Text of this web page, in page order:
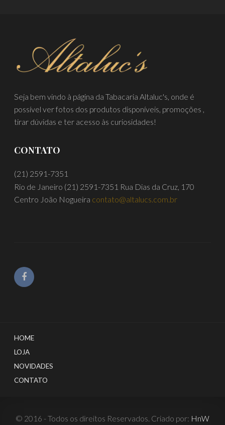
Seja bem vindo à página da Tabacaria Altaluc's, onde é
possível ver fotos dos produtos disponíveis, promoções ,
tirar dúvidas e ter acesso às curiosidades!
CONTATO
(21) 2591-7351
Rio de Janeiro (21) 2591-7351 Rua Dias da Cruz, 170
Centro João Nogueira contato@altalucs.com.br
HOME
LOJA
NOVIDADES
CONTATO
© 2016 - Todos os direitos Reservados. Criado por: HnW